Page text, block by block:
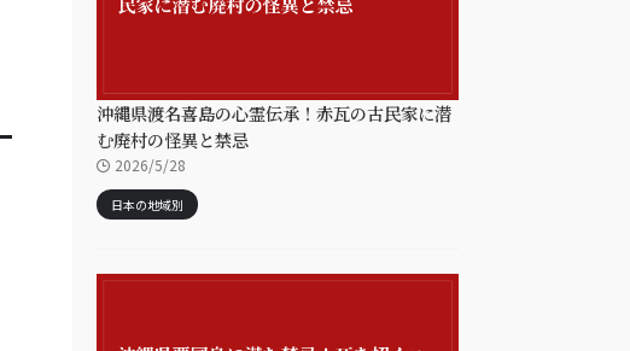
沖縄県渡名喜島の心霊伝承！赤瓦の古民家に潜
む廃村の怪異と禁忌
2026/5/28
日本の地域別